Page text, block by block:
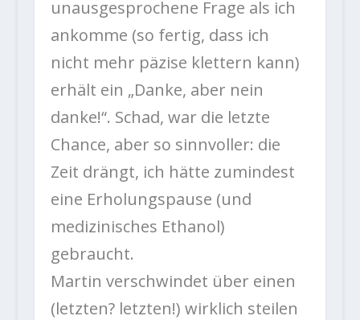
unausgesprochene Frage als ich
ankomme (so fertig, dass ich
nicht mehr päzise klettern kann)
erhält ein „Danke, aber nein
danke!“. Schad, war die letzte
Chance, aber so sinnvoller: die
Zeit drängt, ich hätte zumindest
eine Erholungspause (und
medizinisches Ethanol)
gebraucht.
Martin verschwindet über einen
(letzten? letzten!) wirklich steilen